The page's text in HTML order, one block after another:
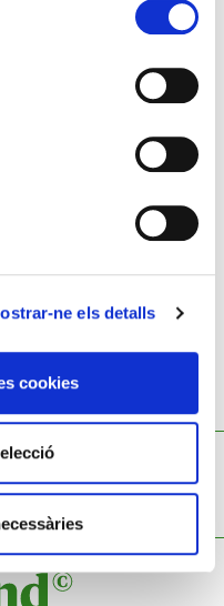
ne els detalls
cookies
1841- 1899.
Méaulle (1844-
a la revista francesa